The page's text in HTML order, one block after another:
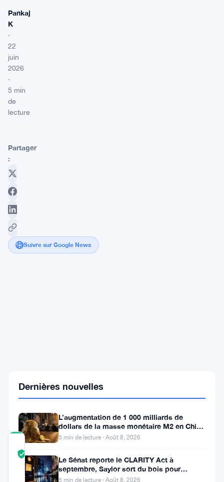
Pankaj
K
·
22
juin
2026
·
5 min
de
lecture
Partager
:
Suivre sur Google News
COMMUNITY
SCORE
Dernières nouvelles
L’augmentation de 1 000 milliards de
dollars de la masse monétaire M2 en Chine
laisse les traders de Bitcoin
5 min de lecture · Août 8, 2026
Le Sénat reporte le CLARITY Act à
septembre, Saylor sort du bois pour
Bitcoin
5 min de lecture · Août 8, 2026